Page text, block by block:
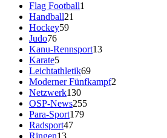
Flag Football1
Handball21
Hockey59
Judo76
Kanu-Rennsport13
Karate5
Leichtathletik69
Moderner Fünfkampf2
Netzwerk130
OSP-News255
Para-Sport179
Radsport47